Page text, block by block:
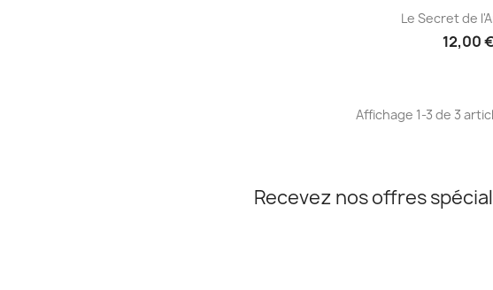
Aperçu
Le Secret de
12,00 €
Affichage 1-3 de 3
Recevez nos offres